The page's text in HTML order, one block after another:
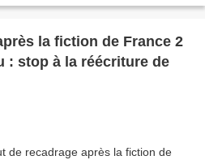
la fiction de France 2
: stop à la réécriture de